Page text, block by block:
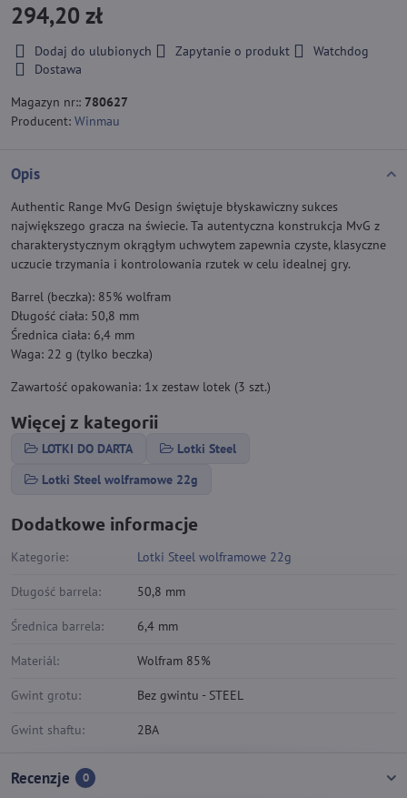
294,20 zł
Dodaj do ulubionych Zapytanie o produkt
Watchdog
Dostawa
Magazyn nr:: 780627
Producent: Winmau
Opis
Authentic Range MvG Design świętuje błyskawiczny sukces
największego gracza na świecie. Ta autentyczna konstrukcja MvG z
charakterystycznym okrągłym uchwytem zapewnia czyste, klasyczne
uczucie trzymania i kontrolowania rzutek w celu idealnej gry.
Barrel (beczka): 85% wolfram
Długość ciała: 50,8 mm
Średnica ciała: 6,4 mm
Waga: 22 g (tylko beczka)
Zawartość opakowania: 1x zestaw lotek (3 szt.)
Więcej z kategorii
LOTKI DO DARTA
Lotki Steel
Lotki Steel wolframowe 22g
Dodatkowe informacje
Kategorie: Lotki Steel wolframowe 22g
Długość barrela: 50,8 mm
Średnica barrela: 6,4 mm
Materiál: Wolfram 85%
Gwint grotu: Bez gwintu - STEEL
Gwint shaftu: 2BA
Recenzje 0